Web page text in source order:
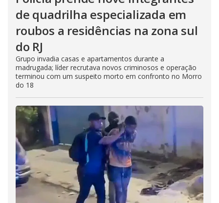
de quadrilha especializada em
roubos a residências na zona sul
do RJ
Grupo invadia casas e apartamentos durante a
madrugada; líder recrutava novos criminosos e operação
terminou com um suspeito morto em confronto no Morro
do 18